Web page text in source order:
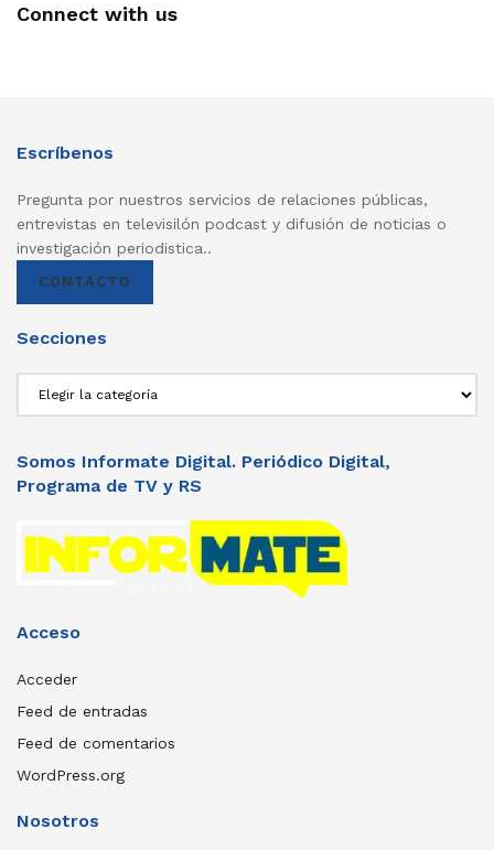
Connect with us
Escríbenos
Pregunta por nuestros servicios de relaciones públicas,
entrevistas en televisilón podcast y difusión de noticias o
investigación periodistica..
CONTACTO
Secciones
Somos Informate Digital. Periódico Digital,
Programa de TV y RS
Acceso
Acceder
Feed de entradas
Feed de comentarios
WordPress.org
Nosotros